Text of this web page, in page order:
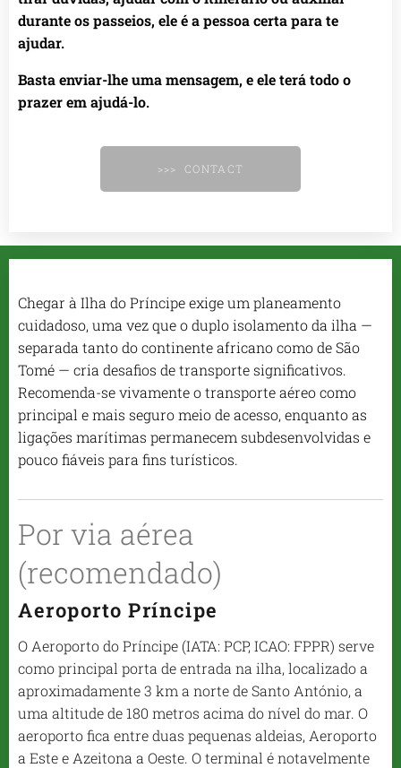
durante os passeios, ele é a pessoa certa para te
ajudar.
Basta enviar-lhe uma mensagem, e ele terá todo o
prazer em ajudá-lo.
>>> CONTACT
Chegar à Ilha do Príncipe exige um planeamento
cuidadoso, uma vez que o duplo isolamento da ilha —
separada tanto do continente africano como de São
Tomé — cria desafios de transporte significativos.
Recomenda-se vivamente o transporte aéreo como
principal e mais seguro meio de acesso, enquanto as
ligações marítimas permanecem subdesenvolvidas e
pouco fiáveis ​​para fins turísticos.
Por via aérea
(recomendado)
Aeroporto Príncipe
O Aeroporto do Príncipe (IATA: PCP, ICAO: FPPR) serve
como principal porta de entrada na ilha, localizado a
aproximadamente 3 km a norte de Santo António, a
uma altitude de 180 metros acima do nível do mar. O
aeroporto fica entre duas pequenas aldeias, Aeroporto
a Este e Azeitona a Oeste. O terminal é notavelmente